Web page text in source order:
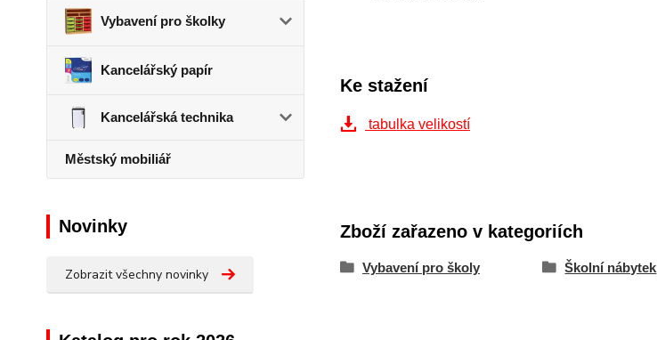
Vybavení pro školky
Kancelářský papír
Kancelářská technika
Městský mobiliář
Novinky
Zobrazit všechny novinky
Ke stažení
tabulka velikostí
Zboží zařazeno v kategoriích
Vybavení pro školy Školní nábytek